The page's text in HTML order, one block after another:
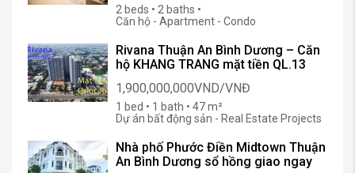
2 beds • 2 baths •
Căn hộ - Apartment - Condo
Rivana Thuận An Bình Dương – Căn
hộ KHANG TRANG mặt tiền QL.13
1,900,000,000VND/VNĐ
1 bed • 1 bath • 47 m²
Dự án bất động sản - Real Estate Projects
Nhà phố Phước Điền Midtown Thuận
An Bình Dương sổ hồng giao ngay